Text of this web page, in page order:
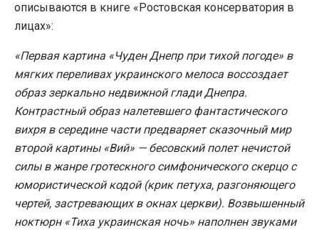
описываются в книге «Ростовская консерватория в
лицах»:
«Первая картина «Чуден Днепр при тихой погоде» в
мягких переливах украинского мелоса воссоздает
образ зеркально недвижной глади Днепра.
Контрастный образ налетевшего фантастического
вихря в середине части предваряет сказочный мир
второй картины «Вий» — бесовский полет нечистой
силы в жанре гротескного симфонического скерцо с
юмористической кодой (крик петуха, разгоняющего
чертей, застревающих в окнах церкви). Возвышенный
ноктюрн «Тиха украинская ночь» наполнен звуками